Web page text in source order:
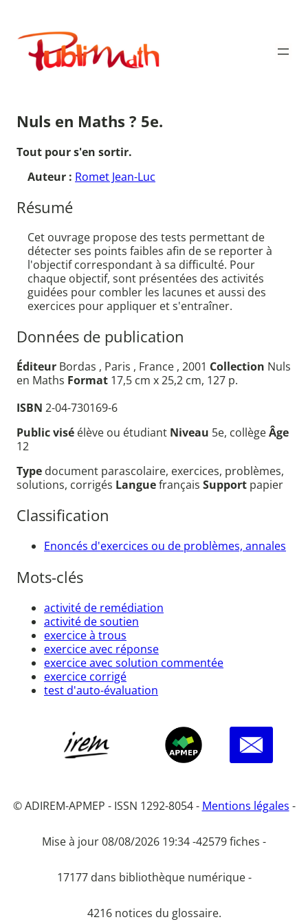
contenu
Publimath
Nuls en Maths ? 5e.
Tout pour s'en sortir.
Auteur : Romet Jean-Luc
Résumé
Cet ouvrage propose des tests permettant de
détecter ses points faibles afin de se reporter à
l'objectif correspondant à sa difficulté. Pour
chaque objectif, sont présentées des activités
guidées pour combler les lacunes et aussi des
exercices pour appliquer et s'entraîner.
Données de publication
Éditeur Bordas , Paris , France , 2001 Collection Nuls
en Maths Format 17,5 cm x 25,2 cm, 127 p.
ISBN 2-04-730169-6
Public visé élève ou étudiant Niveau 5e, collègeÂge
12
Type document parascolaire, exercices, problèmes,
solutions, corrigés Languefrançais Support papier
Classification
Enoncés d'exercices ou de problèmes, annales
Mots-clés
activité de remédiation
activité de soutien
exercice à trous
exercice avec réponse
exercice avec solution commentée
exercice corrigé
test d'auto-évaluation
© ADIREM-APMEP - ISSN 1292-8054 - Mentions légales -
Mise à jour 08/08/2026 19:34 -42579 fiches -
17177 dans bibliothèque numérique -
4216 notices du glossaire.